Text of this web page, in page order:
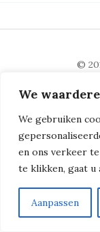
We
We gebruiken
en ons verkeer te
te klikken, gaat u
Aanpassen
©